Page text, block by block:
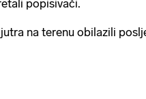
popisivači.
na terenu obilazili